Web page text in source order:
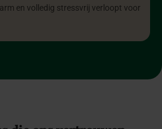
en volledig stressvrij verloopt voor